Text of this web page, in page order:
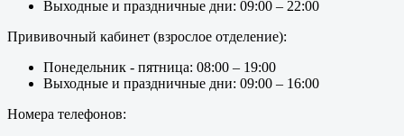
Выходные и праздничные дни: 09:00 – 22:00
Прививочный кабинет (взрослое отделение):
Понедельник - пятница: 08:00 – 19:00
Выходные и праздничные дни: 09:00 – 16:00
Номера телефонов: